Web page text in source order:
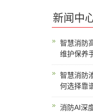
新闻中
智慧消防
维护保养
智慧消防
何选择靠
消防AI深